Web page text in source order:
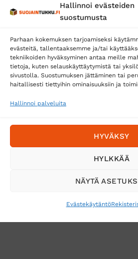
Hallinnoi evästeiden
suostumusta
Parhaan kokemuksen tarjoamiseksi
evästeitä, tallentaaksemme ja/tai
tekniikoiden hyväksyminen antaa meille
tietoja, kuten selauskäyttäytymistä tai
sivustolla. Suostumuksen jättäminen tai
haitallisesti tiettyihin ominaisuuksiin ja
Hallinnoi palveluita
HYVÄKSY
HYLKKÄÄ
NÄYTÄ
Evästekäytäntö
Posti
Postnord
Tilaa uutiskirje ja saat